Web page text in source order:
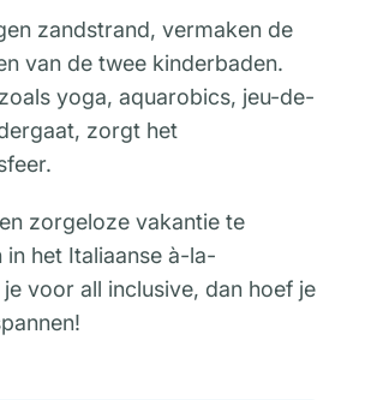
zandstrand, vermaken de
van de twee kinderbaden.
yoga, aquarobics, jeu-de-
zorgt het
zorgeloze vakantie te
het Italiaanse à-la-
voor all inclusive, dan hoef je